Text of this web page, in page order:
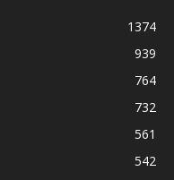
1374
939
764
732
561
542